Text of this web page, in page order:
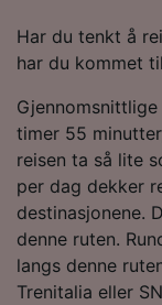
Har du tenkt å
har du kommet
timer 55
reisen ta så lite
per dag dekker
destinasjonene.
denne ruten.
langs denne
Trenitalia eller